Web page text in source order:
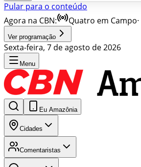
Pular para o conteúdo
Agora na CBN:
Quatro em Campo·
Ver programação
Sexta-feira, 7 de agosto de 2026
Menu
Eu Amazônia
Cidades
Comentaristas